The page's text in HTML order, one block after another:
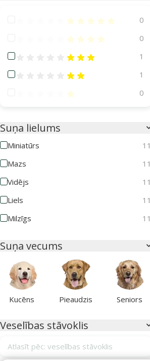
Atsauksmes 100%
0
Atsauksmes 80%
0
Atsauksmes 60%
1
Atsauksmes 40%
1
Atsauksmes 20%
0
Suņa lielums
Miniatūrs
11
Mazs
11
Vidējs
11
Liels
11
Milzīgs
11
Suņa vecums
Kucēns Pieaudzis Seniors
Veselības stāvoklis
Atlasīt pēc: veselības stāvoklis